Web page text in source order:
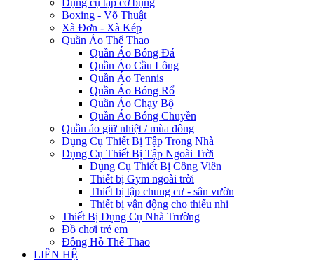
Dụng cụ tập cơ bụng
Boxing - Võ Thuật
Xà Đơn - Xà Kép
Quần Áo Thể Thao
Quần Áo Bóng Đá
Quần Áo Cầu Lông
Quần Áo Tennis
Quần Áo Bóng Rổ
Quần Áo Chạy Bộ
Quần Áo Bóng Chuyền
Quần áo giữ nhiệt / mùa đông
Dụng Cụ Thiết Bị Tập Trong Nhà
Dụng Cụ Thiết Bị Tập Ngoài Trời
Dụng Cụ Thiết Bị Công Viên
Thiết bị Gym ngoài trời
Thiết bị tập chung cư - sân vườn
Thiết bị vận động cho thiếu nhi
Thiết Bị Dụng Cụ Nhà Trường
Đồ chơi trẻ em
Đồng Hồ Thể Thao
LIÊN HỆ